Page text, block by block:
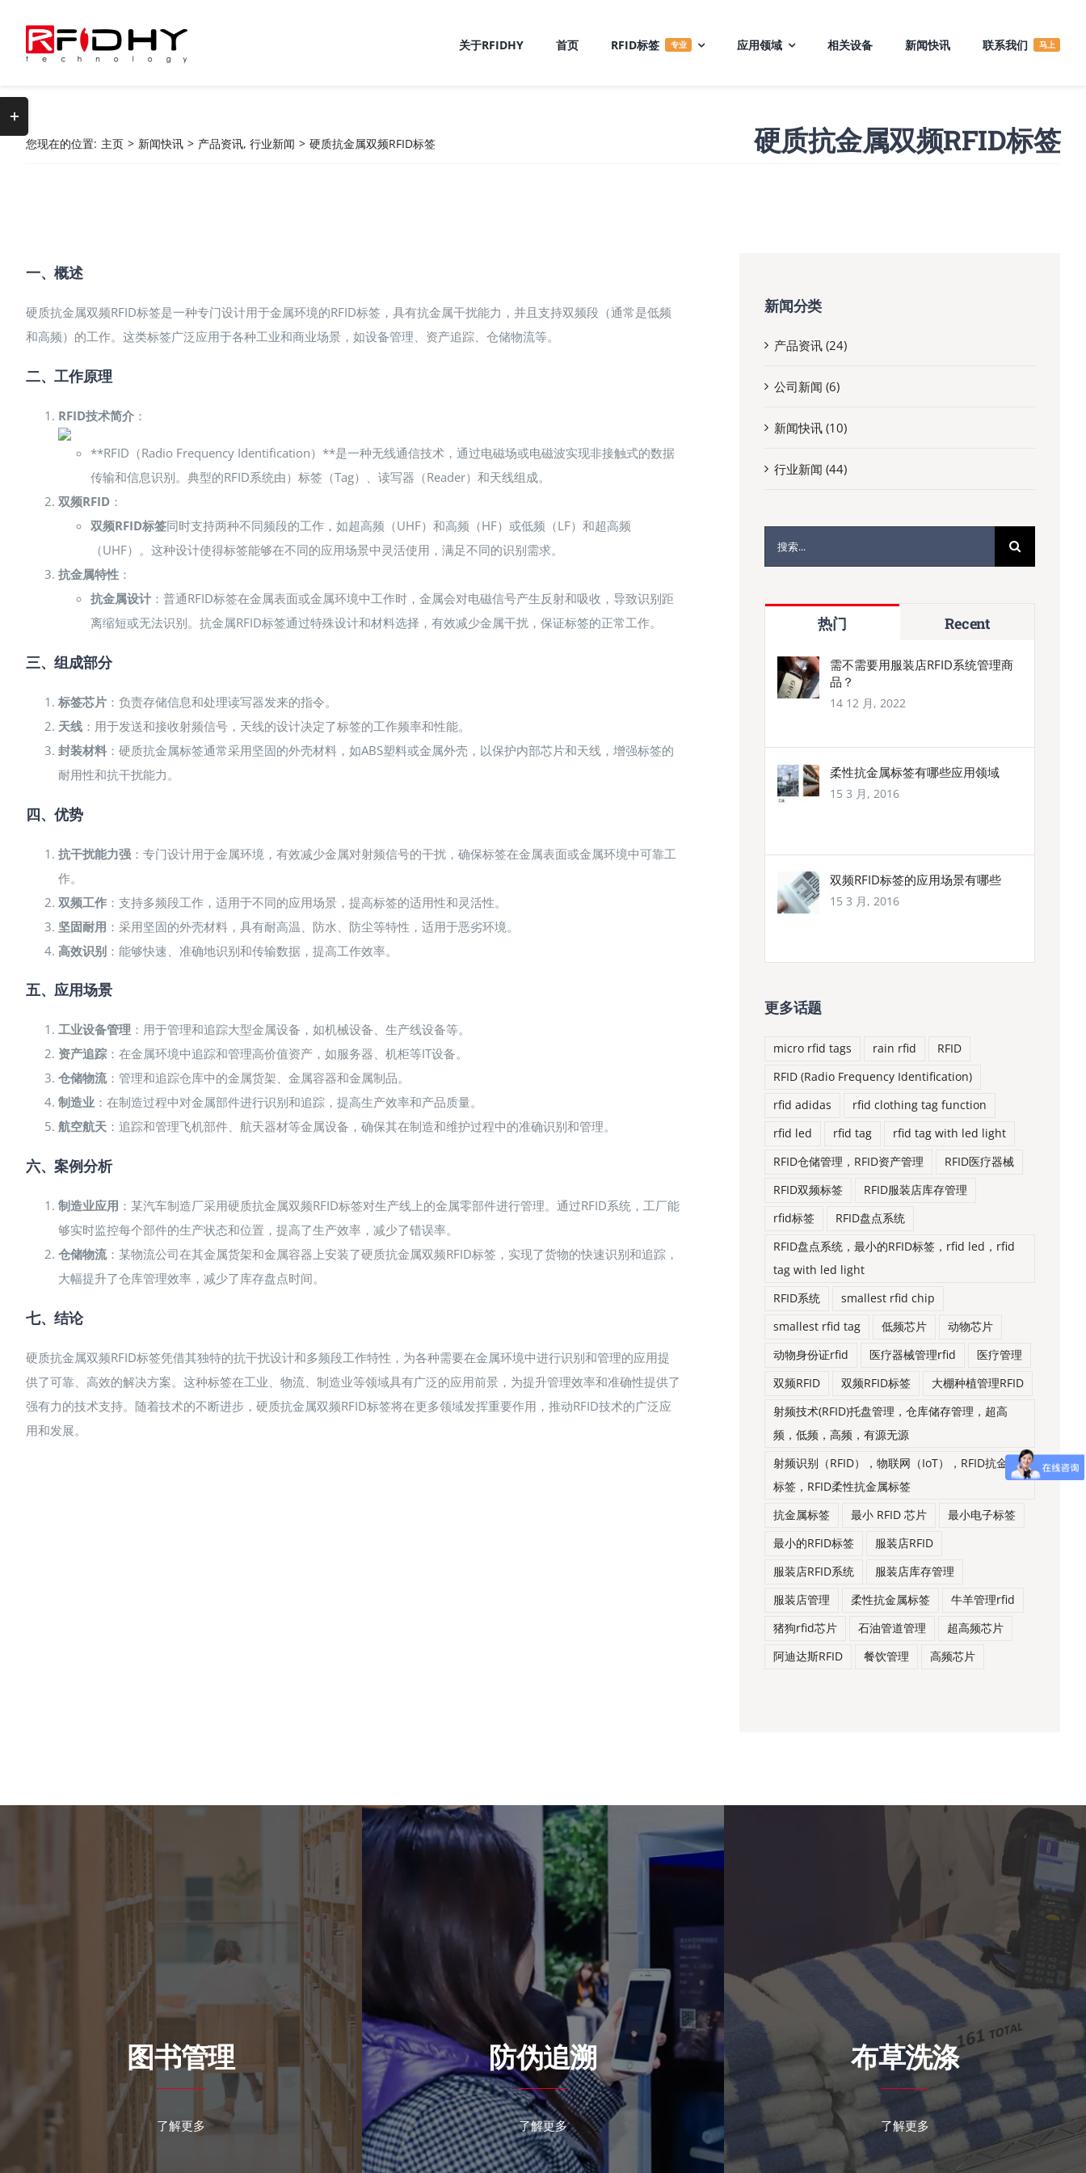
关于RFIDHY 首页 RFID标签 专业 应用领域 相关设备 新闻快讯 联系我们 马上
您现在的位置: 主页 > 新闻快讯 > 产品资讯, 行业新闻 > 硬质抗金属双频RFID标签 硬质抗金属双频RFID标签
一、概述
硬质抗金属双频RFID标签是一种专门设计用于金属环境的RFID标签，具有抗金属干扰能力，并且支持双频段（通常是低频
和高频）的工作。这类标签广泛应用于各种工业和商业场景，如设备管理、资产追踪、仓储物流等。
二、工作原理
RFID技术简介：
**RFID（Radio Frequency Identification）**是一种无线通信技术，通过电磁场或电磁波实现非接触式的数据
传输和信息识别。典型的RFID系统由）标签（Tag）、读写器（Reader）和天线组成。
双频RFID：
双频RFID标签同时支持两种不同频段的工作，如超高频（UHF）和高频（HF）或低频（LF）和超高频
（UHF）。这种设计使得标签能够在不同的应用场景中灵活使用，满足不同的识别需求。
抗金属特性：
抗金属设计：普通RFID标签在金属表面或金属环境中工作时，金属会对电磁信号产生反射和吸收，导致识别距
离缩短或无法识别。抗金属RFID标签通过特殊设计和材料选择，有效减少金属干扰，保证标签的正常工作。
三、组成部分
标签芯片：负责存储信息和处理读写器发来的指令。
天线：用于发送和接收射频信号，天线的设计决定了标签的工作频率和性能。
封装材料：硬质抗金属标签通常采用坚固的外壳材料，如ABS塑料或金属外壳，以保护内部芯片和天线，增强标签的
耐用性和抗干扰能力。
四、优势
抗干扰能力强：专门设计用于金属环境，有效减少金属对射频信号的干扰，确保标签在金属表面或金属环境中可靠工
作。
双频工作：支持多频段工作，适用于不同的应用场景，提高标签的适用性和灵活性。
坚固耐用 ：采用坚固的外壳材料，具有耐高温、防水、防尘等特性，适用于恶劣环境。
高效识别：能够快速、准确地识别和传输数据，提高工作效率。
五、应用场景
工业设备管理 ：用于管理和追踪大型金属设备，如机械设备、生产线设备等。
资产追踪：在金属环境中追踪和管理高价值资产，如服务器、机柜等IT设备。
仓储物流：管理和追踪仓库中的金属货架、金属容器和金属制品。
制造业：在制造过程中对金属部件进行识别和追踪，提高生产效率和产品质量。
航空航天：追踪和管理飞机部件、航天器材等金属设备，确保其在制造和维护过程中的准确识别和管理。
六、案例分析
制造业应用 ：某汽车制造厂采用硬质抗金属双频RFID标签对生产线上的金属零部件进行管理。通过RFID系统，工厂能
够实时监控每个部件的生产状态和位置，提高了生产效率，减少了错误率。
仓储物流：某物流公司在其金属货架和金属容器上安装了硬质抗金属双频RFID标签，实现了货物的快速识别和追踪，
大幅提升了仓库管理效率，减少了库存盘点时间。
七、结论
硬质抗金属双频RFID标签凭借其独特的抗干扰设计和多频段工作特性，为各种需要在金属环境中进行识别和管理的应用提
供了可靠、高效的解决方案。这种标签在工业、物流、制造业等领域具有广泛的应用前景，为提升管理效率和准确性提供了
强有力的技术支持。随着技术的不断进步，硬质抗金属双频RFID标签将在更多领域发挥重要作用，推动RFID技术的广泛应
用和发展。
新闻分类
产品资讯 (24)
公司新闻 (6)
新闻快讯 (10)
行业新闻 (44)
热门 Recent
需不需要用服装店RFID系统管理商
品？
14 12 月, 2022
柔性抗金属标签有哪些应用领域
15 3 月, 2016
双频RFID标签的应用场景有哪些
15 3 月, 2016
更多话题
micro rfid tags rain rfid
RFID
RFID (Radio Frequency Identification)
rfid adidas
rfid clothing tag function
rfid led
rfid tag
rfid tag with led light
RFID仓储管理，RFID资产管理
RFID医疗器械
RFID双频标签
RFID服装店库存管理
rfid标签
RFID盘点系统
RFID盘点系统，最小的RFID标签，rfid led，rfid
tag with led light
RFID系统
smallest rfid chip
smallest rfid tag
低频芯片
动物芯片
动物身份证rfid
医疗器械管理rfid
医疗管理
双频RFID
双频RFID标签
大棚种植管理RFID
射频技术(RFID)托盘管理，仓库储存管理，超高
频，低频，高频，有源无源
射频识别（RFID），物联网（IoT），RFID抗金属
标签，RFID柔性抗金属标签
抗金属标签
最小 RFID 芯片
最小电子标签
最小的RFID标签
服装店RFID
服装店RFID系统
服装店库存管理
服装店管理
柔性抗金属标签
牛羊管理rfid
猪狗rfid芯片
石油管道管理
超高频芯片
阿迪达斯RFID
餐饮管理 高频芯片
图书管理
了解更多
防伪追溯
了解更多
布草洗涤
了解更多
换